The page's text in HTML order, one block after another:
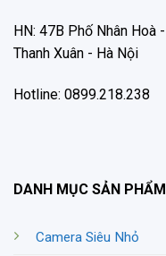
HN: 47B Phố Nhân Hoà -
Thanh Xuân - Hà Nội
Hotline: 0899.218.238
DANH MỤC SẢN PHẨM
Camera Siêu Nhỏ